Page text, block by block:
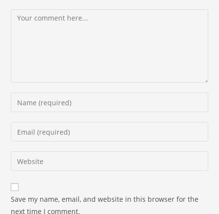
Comment
Enter
your
name
comment
Enter
your
email
address
comment
Enter
your
website
URL
(optional)
Save my name, email, and website in this browser for the
next time I comment.